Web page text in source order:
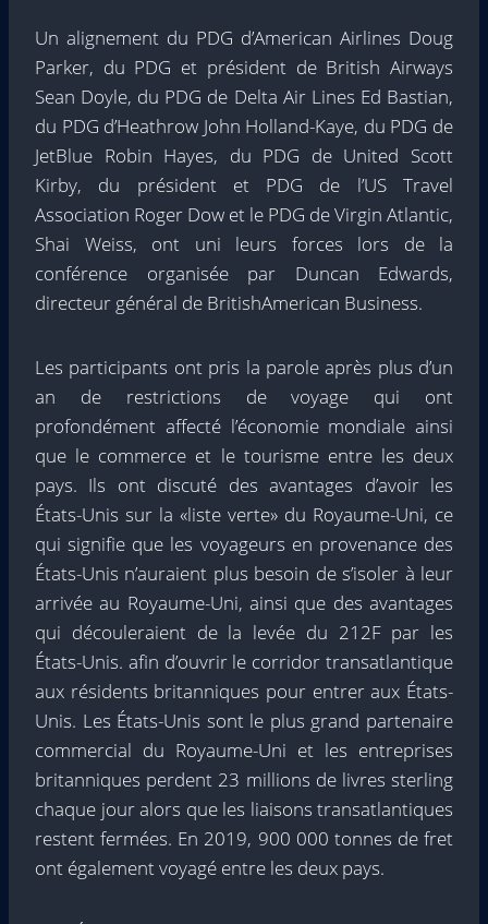
Un alignement du PDG d’American Airlines Doug
Parker, du PDG et président de British Airways
Sean Doyle, du PDG de Delta Air Lines Ed Bastian,
du PDG d’Heathrow John Holland-Kaye, du PDG de
JetBlue Robin Hayes, du PDG de United Scott
Kirby, du président et PDG de l’US Travel
Association Roger Dow et le PDG de Virgin Atlantic,
Shai Weiss, ont uni leurs forces lors de la
conférence organisée par Duncan Edwards,
directeur général de BritishAmerican Business.
Les participants ont pris la parole après plus d’un
an de restrictions de voyage qui ont
profondément affecté l’économie mondiale ainsi
que le commerce et le tourisme entre les deux
pays. Ils ont discuté des avantages d’avoir les
États-Unis sur la «liste verte» du Royaume-Uni, ce
qui signifie que les voyageurs en provenance des
États-Unis n’auraient plus besoin de s’isoler à leur
arrivée au Royaume-Uni, ainsi que des avantages
qui découleraient de la levée du 212F par les
États-Unis. afin d’ouvrir le corridor transatlantique
aux résidents britanniques pour entrer aux États-
Unis. Les États-Unis sont le plus grand partenaire
commercial du Royaume-Uni et les entreprises
britanniques perdent 23 millions de livres sterling
chaque jour alors que les liaisons transatlantiques
restent fermées. En 2019, 900 000 tonnes de fret
ont également voyagé entre les deux pays.